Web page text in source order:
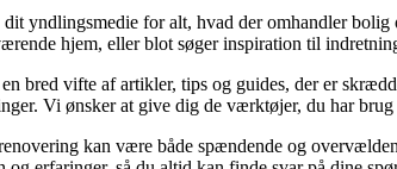
yndlingsmedie for alt, hvad der omhandler bolig
hjem, eller blot søger inspiration til
bred vifte af artikler, tips og guides, der er
Vi ønsker at give dig de værktøjer, du har
kan være både spændende og